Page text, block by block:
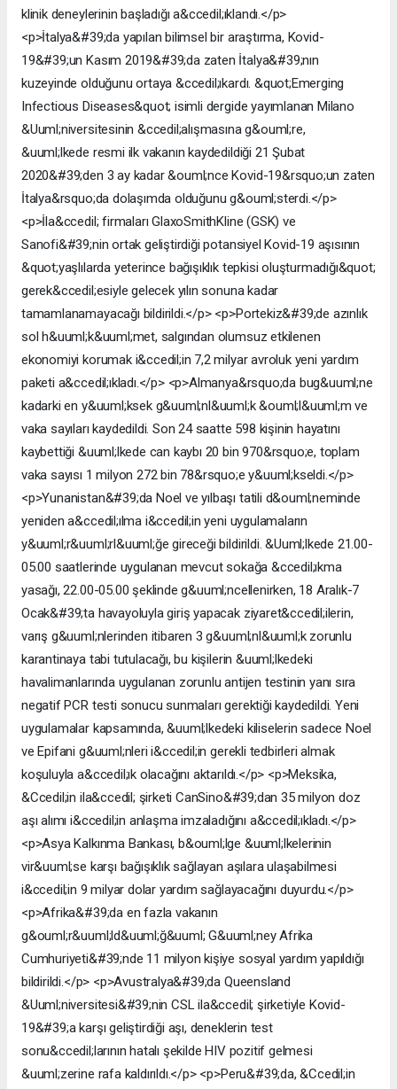
klinik deneylerinin başladığı a&ccedil;ıklandı.</p>
<p>İtalya&#39;da yapılan bilimsel bir araştırma, Kovid-
19&#39;un Kasım 2019&#39;da zaten İtalya&#39;nın
kuzeyinde olduğunu ortaya &ccedil;ıkardı. &quot;Emerging
Infectious Diseases&quot; isimli dergide yayımlanan Milano
&Uuml;niversitesinin &ccedil;alışmasına g&ouml;re,
&uuml;lkede resmi ilk vakanın kaydedildiği 21 Şubat
2020&#39;den 3 ay kadar &ouml;nce Kovid-19&rsquo;un zaten
İtalya&rsquo;da dolaşımda olduğunu g&ouml;sterdi.</p>
<p>İla&ccedil; firmaları GlaxoSmithKline (GSK) ve
Sanofi&#39;nin ortak geliştirdiği potansiyel Kovid-19 aşısının
&quot;yaşlılarda yeterince bağışıklık tepkisi oluşturmadığı&quot;
gerek&ccedil;esiyle gelecek yılın sonuna kadar
tamamlanamayacağı bildirildi.</p> <p>Portekiz&#39;de azınlık
sol h&uuml;k&uuml;met, salgından olumsuz etkilenen
ekonomiyi korumak i&ccedil;in 7,2 milyar avroluk yeni yardım
paketi a&ccedil;ıkladı.</p> <p>Almanya&rsquo;da bug&uuml;ne
kadarki en y&uuml;ksek g&uuml;nl&uuml;k &ouml;l&uuml;m ve
vaka sayıları kaydedildi. Son 24 saatte 598 kişinin hayatını
kaybettiği &uuml;lkede can kaybı 20 bin 970&rsquo;e, toplam
vaka sayısı 1 milyon 272 bin 78&rsquo;e y&uuml;kseldi.</p>
<p>Yunanistan&#39;da Noel ve yılbaşı tatili d&ouml;neminde
yeniden a&ccedil;ılma i&ccedil;in yeni uygulamaların
y&uuml;r&uuml;rl&uuml;ğe gireceği bildirildi. &Uuml;lkede 21.00-
05.00 saatlerinde uygulanan mevcut sokağa &ccedil;ıkma
yasağı, 22.00-05.00 şeklinde g&uuml;ncellenirken, 18 Aralık-7
Ocak&#39;ta havayoluyla giriş yapacak ziyaret&ccedil;ilerin,
varış g&uuml;nlerinden itibaren 3 g&uuml;nl&uuml;k zorunlu
karantinaya tabi tutulacağı, bu kişilerin &uuml;lkedeki
havalimanlarında uygulanan zorunlu antijen testinin yanı sıra
negatif PCR testi sonucu sunmaları gerektiği kaydedildi. Yeni
uygulamalar kapsamında, &uuml;lkedeki kiliselerin sadece Noel
ve Epifani g&uuml;nleri i&ccedil;in gerekli tedbirleri almak
koşuluyla a&ccedil;ık olacağını aktarıldı.</p> <p>Meksika,
&Ccedil;in ila&ccedil; şirketi CanSino&#39;dan 35 milyon doz
aşı alımı i&ccedil;in anlaşma imzaladığını a&ccedil;ıkladı.</p>
<p>Asya Kalkınma Bankası, b&ouml;lge &uuml;lkelerinin
vir&uuml;se karşı bağışıklık sağlayan aşılara ulaşabilmesi
i&ccedil;in 9 milyar dolar yardım sağlayacağını duyurdu.</p>
<p>Afrika&#39;da en fazla vakanın
g&ouml;r&uuml;ld&uuml;ğ&uuml; G&uuml;ney Afrika
Cumhuriyeti&#39;nde 11 milyon kişiye sosyal yardım yapıldığı
bildirildi.</p> <p>Avustralya&#39;da Queensland
&Uuml;niversitesi&#39;nin CSL ila&ccedil; şirketiyle Kovid-
19&#39;a karşı geliştirdiği aşı, deneklerin test
sonu&ccedil;larının hatalı şekilde HIV pozitif gelmesi
&uuml;zerine rafa kaldırıldı.</p> <p>Peru&#39;da, &Ccedil;in